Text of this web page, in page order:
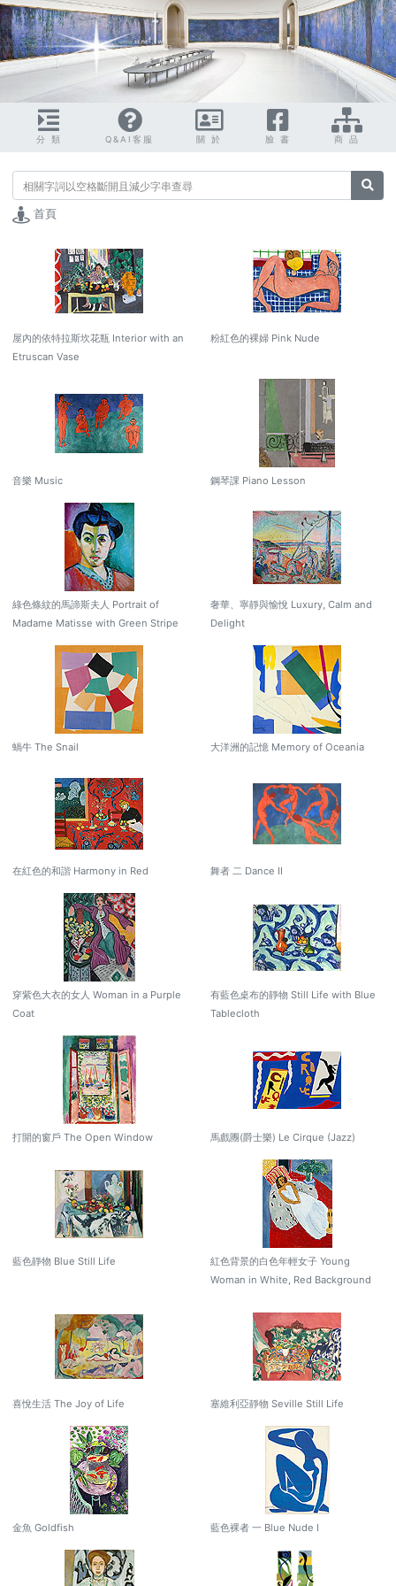
分 類 Q&AI客服 關 於 臉 書 商 品
搜尋
首頁
屋內的依特拉斯坎花瓶 Interior with an
Etruscan Vase
粉紅色的裸婦 Pink Nude
音樂 Music 鋼琴課 Piano Lesson
綠色條紋的馬諦斯夫人 Portrait of
Madame Matisse with Green Stripe
奢華、寧靜與愉悅 Luxury, Calm and
Delight
蝸牛 The Snail 大洋洲的記憶 Memory of Oceania
在紅色的和諧 Harmony in Red 舞者 二 Dance II
穿紫色大衣的女人 Woman in a Purple
Coat
有藍色桌布的靜物 Still Life with Blue
Tablecloth
打開的窗戶 The Open Window 馬戲團(爵士樂) Le Cirque (Jazz)
藍色靜物 Blue Still Life
紅色背景的白色年輕女子 Young
Woman in White, Red Background
喜悅生活 The Joy of Life 塞維利亞靜物 Seville Still Life
金魚 Goldfish 藍色裸者 一 Blue Nude I